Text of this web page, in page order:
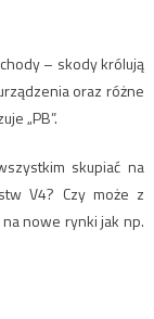
– skody królują
oraz różne
„PB”.
skupiać na
V4? Czy może z
nowe rynki jak np.